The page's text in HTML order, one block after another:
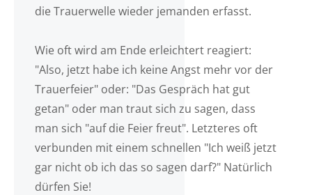
die Trauerwelle wieder jemanden erfasst.
Wie oft wird am Ende erleichtert reagiert:
"Also, jetzt habe ich keine Angst mehr vor der
Trauerfeier" oder: "Das Gespräch hat gut
getan" oder man traut sich zu sagen, dass
man sich "auf die Feier freut". Letzteres oft
verbunden mit einem schnellen "Ich weiß jetzt
gar nicht ob ich das so sagen darf?" Natürlich
dürfen Sie!